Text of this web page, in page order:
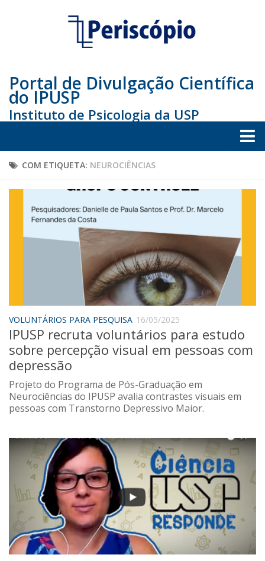
Portal de Divulgação Científica
do IPUSP
Instituto de Psicologia da USP
Home
Educação
Mural do IP
Perfil
Commentor
Lançamento
Psico-HQ
Dossiês
Gênero
Alfabetização
Transtorno do Espectro Autista
Contato
Quem somos
Sobre o Portal
COM ETIQUETA: NEUROCIÊNCIAS
VOLUNTÁRIOS PARA PESQUISA 16/05/2025
IPUSP recruta voluntários para estudo
sobre percepção visual em pessoas com
depressão
Projeto do Programa de Pós-Graduação em
Neurociências do IPUSP avalia contrastes visuais em
pessoas com Transtorno Depressivo Maior.